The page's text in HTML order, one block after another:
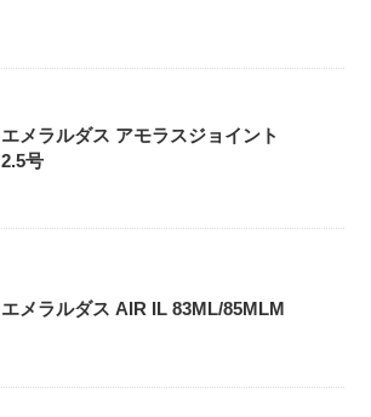
エメラルダス アモラスジョイント
2.5号
エメラルダス AIR IL 83ML/85MLM